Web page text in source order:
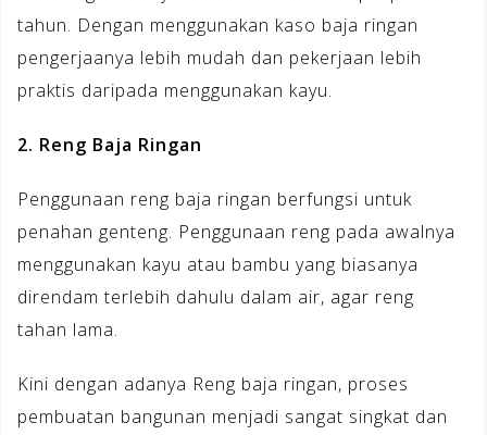
tahun. Dengan menggunakan kaso baja ringan
pengerjaanya lebih mudah dan pekerjaan lebih
praktis daripada menggunakan kayu.
2. Reng Baja Ringan
Penggunaan reng baja ringan berfungsi untuk
penahan genteng. Penggunaan reng pada awalnya
menggunakan kayu atau bambu yang biasanya
direndam terlebih dahulu dalam air, agar reng
tahan lama.
Kini dengan adanya Reng baja ringan, proses
pembuatan bangunan menjadi sangat singkat dan